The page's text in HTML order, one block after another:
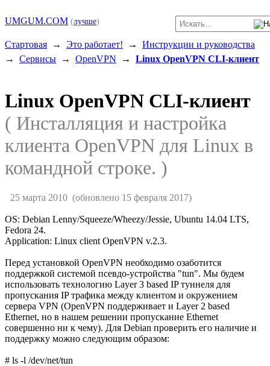
UMGUM.COM (лучше)
Стартовая → Это работает! → Инструкции и руководства
→ Сервисы → OpenVPN → Linux OpenVPN CLI-клиент
Linux OpenVPN CLI-клиент
( Инсталляция и настройка
клиента OpenVPN для Linux в
командной строке. )
25 марта 2010(обновлено 15 февраля 2017)
OS: Debian Lenny/Squeeze/Wheezy/Jessie, Ubuntu 14.04 LTS,
Fedora 24.
Application: Linux client OpenVPN v.2.3.
Перед установкой OpenVPN необходимо озаботится
поддержкой системой псевдо-устройства "tun". Мы будем
использовать технологию Layer 3 based IP туннеля для
пропускания IP трафика между клиентом и окружением
сервера VPN (OpenVPN поддерживает и Layer 2 based
Ethernet, но в нашем решении пропускание Ethernet
совершенно ни к чему). Для Debian проверить его наличие и
поддержку можно следующим образом:
# ls -l /dev/net/tun